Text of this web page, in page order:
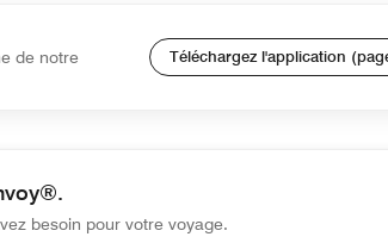
de notre
Téléchargez l'application
besoin pour votre voyage.